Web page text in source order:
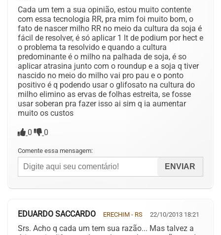
Cada um tem a sua opinião, estou muito contente
com essa tecnologia RR, pra mim foi muito bom, o
fato de nascer milho RR no meio da cultura da soja é
fácil de resolver, é só aplicar 1 lt de podium por hect e
o problema ta resolvido e quando a cultura
predominante é o milho na palhada de soja, é so
aplicar atrasina junto com o roundup e a soja q tiver
nascido no meio do milho vai pro pau e o ponto
positivo é q podendo usar o glifosato na cultura do
milho elimino as ervas de folhas estreita, se fosse
usar soberan pra fazer isso ai sim q ia aumentar
muito os custos
0 0
Comente essa mensagem:
EDUARDO SACCARDO ERECHIM - RS 22/10/2013 18:21
Srs. Acho q cada um tem sua razão... Mas talvez a